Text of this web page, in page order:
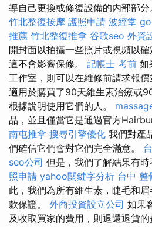
導自己更換或修復設備的內部部分
竹北整復按摩 護照申請 波經堂
推薦 竹北整復推拿 谷歌seo 外資
開封面以拍攝一些照片或視頻以確
這不會影響保修。 記帳士 考前 如
工作室，則可以在維修前請求報
適用於購買了90天維生素治療或
根據說明使用它們的人。
品，並且僅當它是通過官方
南屯推拿 搜尋引擎優化 我們對產
們確信它們會對它們完全滿意。
seo公司 但是，我們了解結果有時
照申請 yahoo關鍵字分析 台中
此，我們為所有維生素，睫毛和
款保證。 外商投資設立公司 如果
及收取買家的費用，則退還退貨的